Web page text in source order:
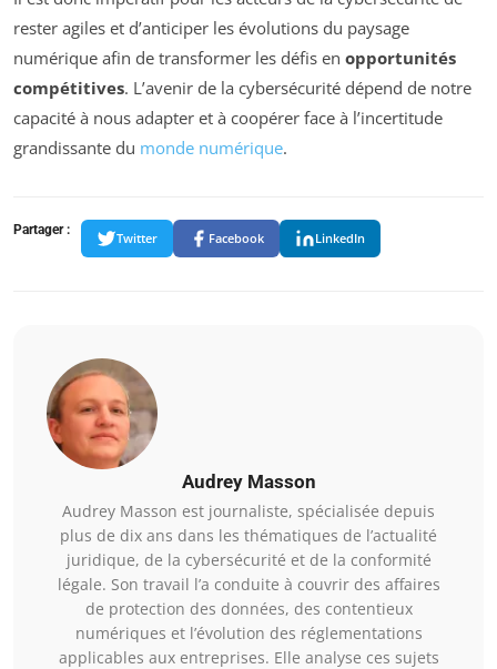
rester agiles et d’anticiper les évolutions du paysage
numérique afin de transformer les défis en opportunités
compétitives. L’avenir de la cybersécurité dépend de notre
capacité à nous adapter et à coopérer face à l’incertitude
grandissante du monde numérique.
Partager :
Twitter Facebook LinkedIn
Audrey Masson
Audrey Masson est journaliste, spécialisée depuis
plus de dix ans dans les thématiques de l’actualité
juridique, de la cybersécurité et de la conformité
légale. Son travail l’a conduite à couvrir des affaires
de protection des données, des contentieux
numériques et l’évolution des réglementations
applicables aux entreprises. Elle analyse ces sujets